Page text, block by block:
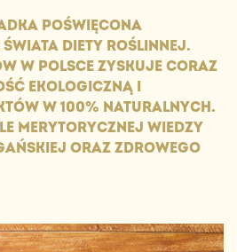
POŚWIĘCONA
DIETY ROŚLINNEJ.
W POLSCE ZYSKUJE CORAZ
EKOLOGICZNĄ I
W 100% NATURALNYCH.
MERYTORYCZNEJ WIEDZY
ORAZ ZDROWEGO